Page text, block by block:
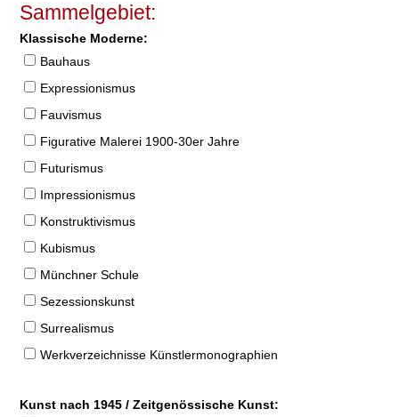
Sammelgebiet:
Klassische Moderne:
Bauhaus
Expressionismus
Fauvismus
Figurative Malerei 1900-30er Jahre
Futurismus
Impressionismus
Konstruktivismus
Kubismus
Münchner Schule
Sezessionskunst
Surrealismus
Werkverzeichnisse Künstlermonographien
Kunst nach 1945 / Zeitgenössische Kunst: